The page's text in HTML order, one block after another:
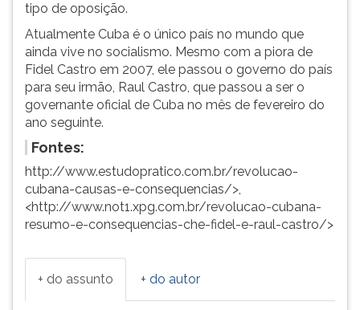
tipo de oposição.
Atualmente Cuba é o único país no mundo que
ainda vive no socialismo. Mesmo com a piora de
Fidel Castro em 2007, ele passou o governo do país
para seu irmão, Raul Castro, que passou a ser o
governante oficial de Cuba no mês de fevereiro do
ano seguinte.
Fontes:
http://www.estudopratico.com.br/revolucao-
cubana-causas-e-consequencias/>,
<http://www.not1.xpg.com.br/revolucao-cubana-
resumo-e-consequencias-che-fidel-e-raul-castro/>
+ do assunto + do autor